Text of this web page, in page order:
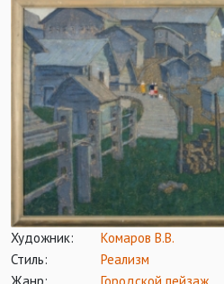
Художник:
Комаров В.В.
Стиль:
Реализм